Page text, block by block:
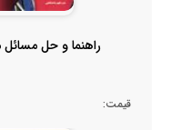
راهنما و حل
قیمت: